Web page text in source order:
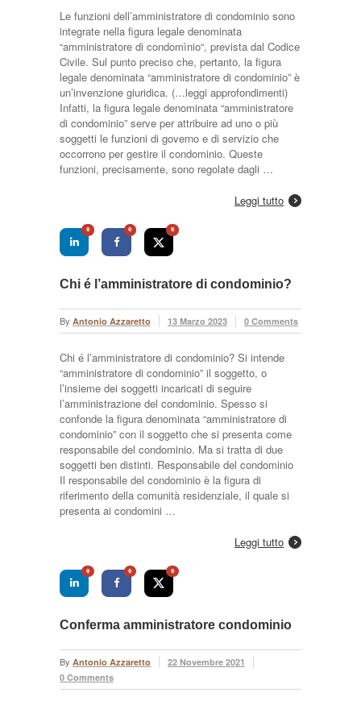
Le funzioni dell’amministratore di condominio sono
integrate nella figura legale denominata
“amministratore di condomìnio“, prevista dal Codice
Civile. Sul punto preciso che, pertanto, la figura
legale denominata “amministratore di condominio” è
un’invenzione giuridica. (…leggi approfondimenti)
Infatti, la figura legale denominata “amministratore
di condominio” serve per attribuire ad uno o più
soggetti le funzioni di governo e di servizio che
occorrono per gestire il condominio. Queste
funzioni, precisamente, sono regolate dagli …
Leggi tutto
0 0 0
Chi é l’amministratore di condominio?
By Antonio Azzaretto 13 Marzo 2023 0 Comments
Chi é l’amministratore di condominio? Si intende
“amministratore di condominio” il soggetto, o
l’insieme dei soggetti incaricati di seguire
l’amministrazione del condominio. Spesso si
confonde la figura denominata “amministratore di
condominio” con il soggetto che si presenta come
responsabile del condominio. Ma si tratta di due
soggetti ben distinti. Responsabile del condominio
Il responsabile del condominio è la figura di
riferimento della comunità residenziale, il quale si
presenta ai condomini …
Leggi tutto
0 0 0
Conferma amministratore condominio
By Antonio Azzaretto
22 Novembre 2021
0 Comments